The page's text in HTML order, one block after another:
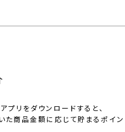
プリをダウンロードすると、
た商品金額に応じて貯まるポイン